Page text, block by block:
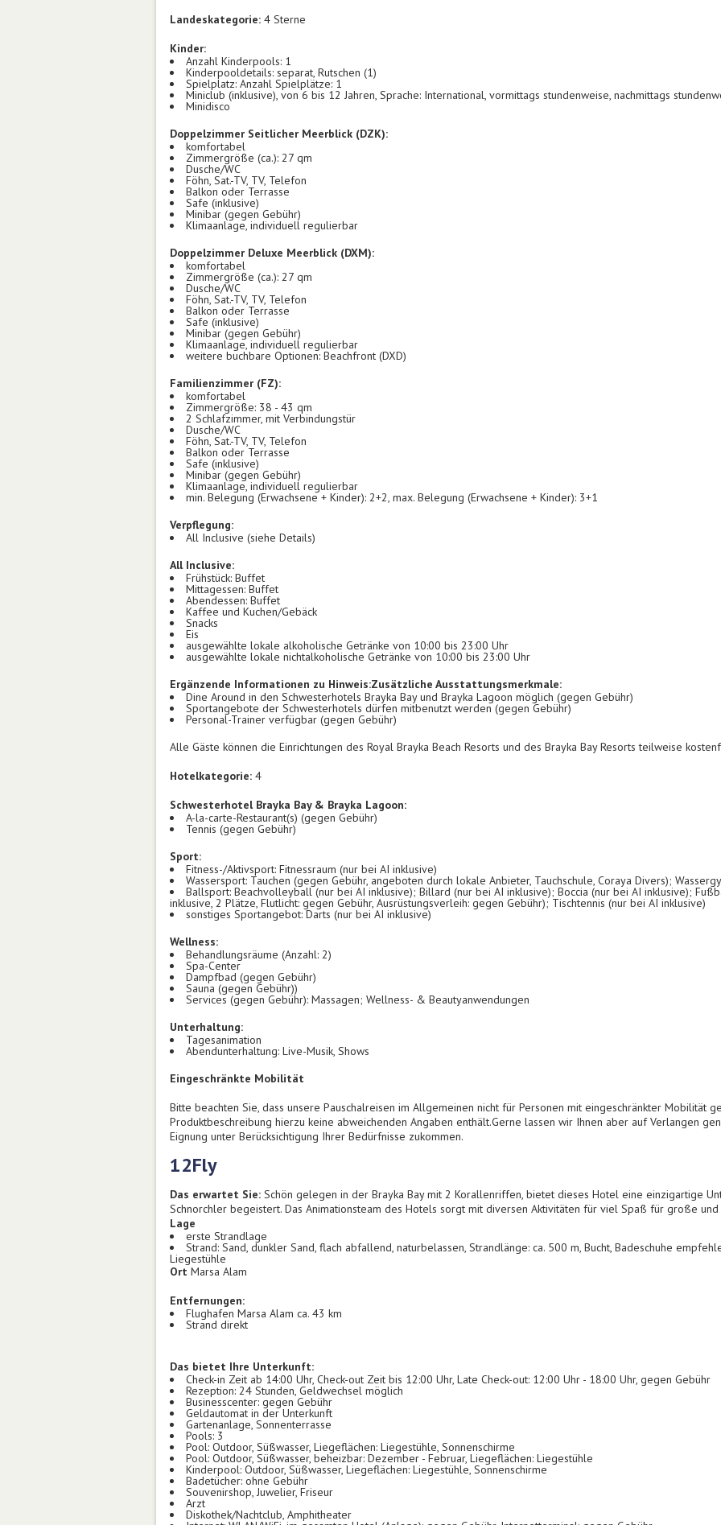
Landeskategorie: 4 Sterne
Kinder:
Anzahl Kinderpools: 1
Kinderpooldetails: separat, Rutschen (1)
Spielplatz: Anzahl Spielplätze: 1
Miniclub (inklusive), von 6 bis 12 Jahren, Sprache: International, vormittags stundenweise, nachmittags
Minidisco
Doppelzimmer Seitlicher Meerblick (DZK):
komfortabel
Zimmergröße (ca.): 27 qm
Dusche/WC
Föhn, Sat.-TV, TV, Telefon
Balkon oder Terrasse
Safe (inklusive)
Minibar (gegen Gebühr)
Klimaanlage, individuell regulierbar
Doppelzimmer Deluxe Meerblick (DXM):
komfortabel
Zimmergröße (ca.): 27 qm
Dusche/WC
Föhn, Sat.-TV, TV, Telefon
Balkon oder Terrasse
Safe (inklusive)
Minibar (gegen Gebühr)
Klimaanlage, individuell regulierbar
weitere buchbare Optionen: Beachfront (DXD)
Familienzimmer (FZ):
komfortabel
Zimmergröße: 38 - 43 qm
2 Schlafzimmer, mit Verbindungstür
Dusche/WC
Föhn, Sat.-TV, TV, Telefon
Balkon oder Terrasse
Safe (inklusive)
Minibar (gegen Gebühr)
Klimaanlage, individuell regulierbar
min. Belegung (Erwachsene + Kinder): 2+2, max. Belegung (Erwachsene + Kinder): 3+1
Verpflegung:
All Inclusive (siehe Details)
All Inclusive:
Frühstück: Buffet
Mittagessen: Buffet
Abendessen: Buffet
Kaffee und Kuchen/Gebäck
Snacks
Eis
ausgewählte lokale alkoholische Getränke von 10:00 bis 23:00 Uhr
ausgewählte lokale nichtalkoholische Getränke von 10:00 bis 23:00 Uhr
Ergänzende Informationen zu Hinweis:Zusätzliche Ausstattungsmerkmale:
Dine Around in den Schwesterhotels Brayka Bay und Brayka Lagoon möglich (gegen Gebühr)
Sportangebote der Schwesterhotels dürfen mitbenutzt werden (gegen Gebühr)
Personal-Trainer verfügbar (gegen Gebühr)
Alle Gäste können die Einrichtungen des Royal Brayka Beach Resorts und des Brayka Bay Resorts teilweise
Hotelkategorie: 4
Schwesterhotel Brayka Bay & Brayka Lagoon:
A-la-carte-Restaurant(s) (gegen Gebühr)
Tennis (gegen Gebühr)
Sport:
Fitness-/Aktivsport: Fitnessraum (nur bei AI inklusive)
Wassersport: Tauchen (gegen Gebühr, angeboten durch lokale Anbieter, Tauchschule, Coraya Divers);
Ballsport: Beachvolleyball (nur bei AI inklusive); Billard (nur bei AI inklusive); Boccia (nur bei AI inklusive);
inklusive, 2 Plätze, Flutlicht: gegen Gebühr, Ausrüstungsverleih: gegen Gebühr); Tischtennis (nur bei AI inklusive)
sonstiges Sportangebot: Darts (nur bei AI inklusive)
Wellness:
Behandlungsräume (Anzahl: 2)
Spa-Center
Dampfbad (gegen Gebühr)
Sauna (gegen Gebühr))
Services (gegen Gebühr): Massagen; Wellness- & Beautyanwendungen
Unterhaltung:
Tagesanimation
Abendunterhaltung: Live-Musik, Shows
Eingeschränkte Mobilität
Bitte beachten Sie, dass unsere Pauschalreisen im Allgemeinen nicht für Personen mit eingeschränkter Mobilität
Produktbeschreibung hierzu keine abweichenden Angaben enthält.Gerne lassen wir Ihnen aber auf Verlangen
Eignung unter Berücksichtigung Ihrer Bedürfnisse zukommen.
12Fly
Das erwartet Sie: Schön gelegen in der Brayka Bay mit 2 Korallenriffen, bietet dieses Hotel eine einzigartige
Schnorchler begeistert. Das Animationsteam des Hotels sorgt mit diversen Aktivitäten für viel Spaß für große und
Lage
erste Strandlage
Strand: Sand, dunkler Sand, flach abfallend, naturbelassen, Strandlänge: ca. 500 m, Bucht, Badeschuhe
Liegestühle
Ort Marsa Alam
Entfernungen:
Flughafen Marsa Alam ca. 43 km
Strand direkt
Das bietet Ihre Unterkunft:
Check-in Zeit ab 14:00 Uhr, Check-out Zeit bis 12:00 Uhr, Late Check-out: 12:00 Uhr - 18:00 Uhr, gegen Gebühr
Rezeption: 24 Stunden, Geldwechsel möglich
Businesscenter: gegen Gebühr
Geldautomat in der Unterkunft
Gartenanlage, Sonnenterrasse
Pools: 3
Pool: Outdoor, Süßwasser, Liegeflächen: Liegestühle, Sonnenschirme
Pool: Outdoor, Süßwasser, beheizbar: Dezember - Februar, Liegeflächen: Liegestühle
Kinderpool: Outdoor, Süßwasser, Liegeflächen: Liegestühle, Sonnenschirme
Badetücher: ohne Gebühr
Souvenirshop, Juwelier, Friseur
Arzt
Diskothek/Nachtclub, Amphitheater